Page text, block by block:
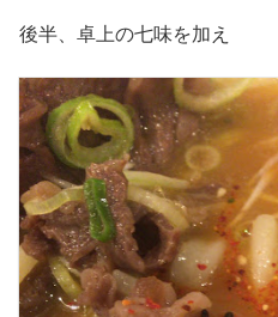
後半、卓上の七味を加え